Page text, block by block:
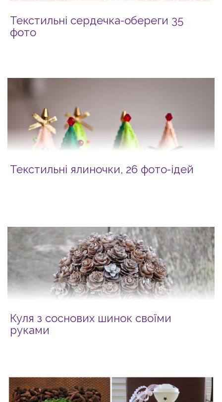
Текстильні сердечка-обереги 35
фото
Текстильні ялиночки, 26 фото-ідей
Куля з соснових шинок своїми
руками